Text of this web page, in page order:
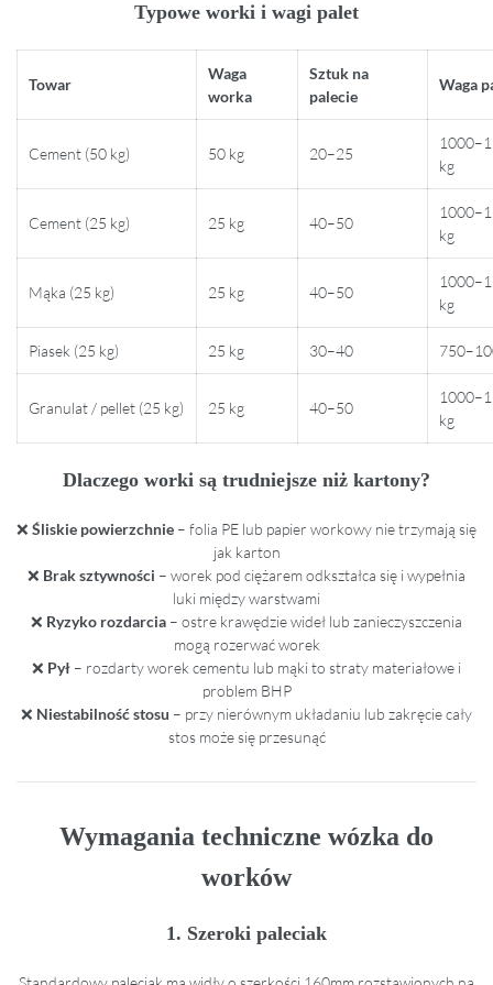
Typowe worki i wagi palet
Towar
Waga
worka
Sztuk na
palecie
Waga
Cement (50 kg) 50 kg 20–25
kg
Cement (25 kg) 25 kg 40–50
kg
Mąka (25 kg) 25 kg 40–50
kg
Piasek (25 kg) 25 kg 30–40
Granulat / pellet (25 kg) 25 kg 40–50
kg
Dlaczego worki są trudniejsze niż kartony?
❌ Śliskie powierzchnie – folia PE lub papier workowy nie trzymają się
jak karton
❌ Brak sztywności – worek pod ciężarem odkształca się i wypełnia
luki między warstwami
❌ Ryzyko rozdarcia – ostre krawędzie wideł lub zanieczyszczenia
mogą rozerwać worek
❌ Pył – rozdarty worek cementu lub mąki to straty materiałowe i
problem BHP
❌ Niestabilność stosu – przy nierównym układaniu lub zakręcie cały
stos może się przesunąć
Wymagania techniczne wózka do
worków
1. Szeroki paleciak